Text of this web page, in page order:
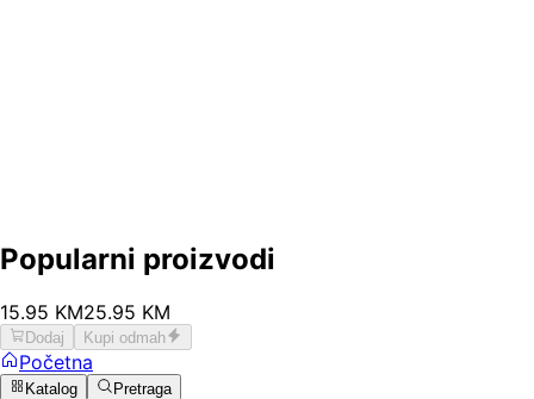
Popularni proizvodi
15.95 KM25.95 KM
Dodaj Kupi odmah
Početna
Katalog Pretraga